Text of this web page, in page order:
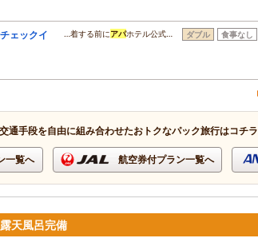
ェックイ
…着する前にアパホテル公式… ダブル 食事なし
通手段を自由に組み合わせたおトクなパック旅行はコチラ
一覧へ 航空券付プラン一覧へ
天風呂完備